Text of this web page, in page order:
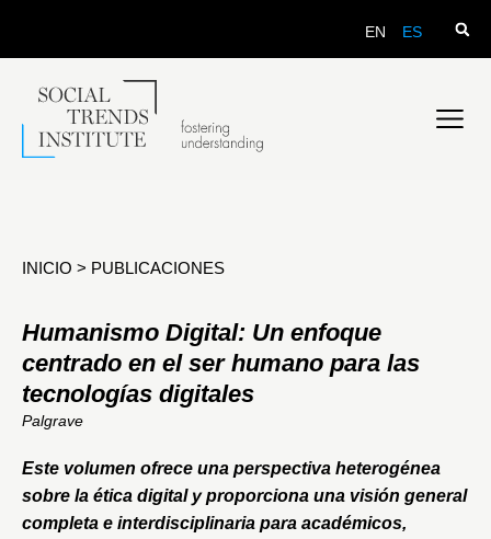
EN ES
INICIO > PUBLICACIONES
Humanismo Digital: Un enfoque
centrado en el ser humano para las
tecnologías digitales
Palgrave
Este volumen ofrece una perspectiva heterogénea
sobre la ética digital y proporciona una visión general
completa e interdisciplinaria para académicos,